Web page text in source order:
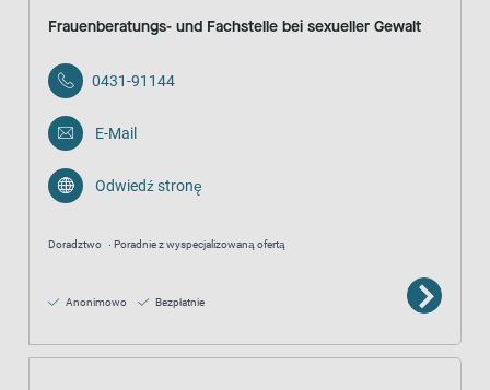
Frauenberatungs- und Fachstelle bei sexueller Gewalt
0431-91144
E-Mail
Odwiedź stronę
Doradztwo Poradnie z wyspecjalizowaną ofertą
Anonimowo Bezpłatnie